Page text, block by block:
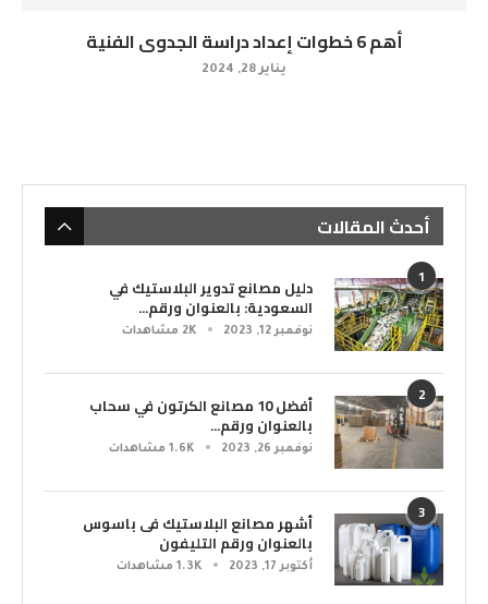
أهم 6 خطوات إعداد دراسة الجدوى الفنية
يناير 28, 2024
أحدث المقالات
1 دليل مصانع تدوير البلاستيك في
السعودية: بالعنوان ورقم...
نوفمبر 12, 2023 2K مشاهدات
2 أفضل 10 مصانع الكرتون في سحاب
بالعنوان ورقم...
نوفمبر 26, 2023 1.6K مشاهدات
3 أشهر مصانع البلاستيك فى باسوس
بالعنوان ورقم التليفون
أكتوبر 17, 2023 1.3K مشاهدات